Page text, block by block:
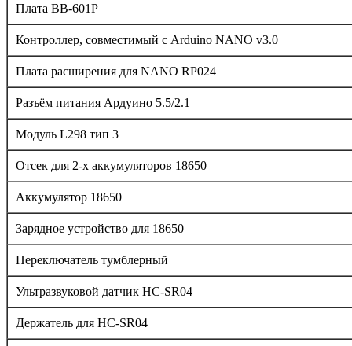
Плата ВВ-601P
Контроллер, совместимый с Arduino NANO v3.0
Плата расширения для NANO RP024
Разъём питания Ардуино 5.5/2.1
Модуль L298 тип 3
Отсек для 2-х аккумуляторов 18650
Аккумулятор 18650
Зарядное устройство для 18650
Переключатель тумблерный
Ультразвуковой датчик HC-SR04
Держатель для HC-SR04